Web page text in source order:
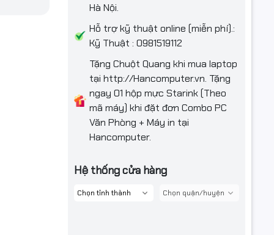
Hà Nội.
Hỗ trợ kỹ thuật online (miễn phí).:
Kỹ Thuật : 0981519112
Tặng Chuột Quang khi mua laptop
tại http://Hancomputer.vn. Tặng
ngay 01 hộp mực Starink (Theo
mã máy) khi đặt đơn Combo PC
Văn Phòng + Máy in tại
Hancomputer.
Hệ thống cửa hàng